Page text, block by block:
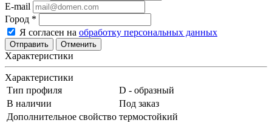
E-mail
Город *
Я согласен на обработку персональных данных
Отменить
Характеристики
Характеристики
Тип профиля
D - образный
В наличии
Под заказ
Дополнительное свойство термостойкий